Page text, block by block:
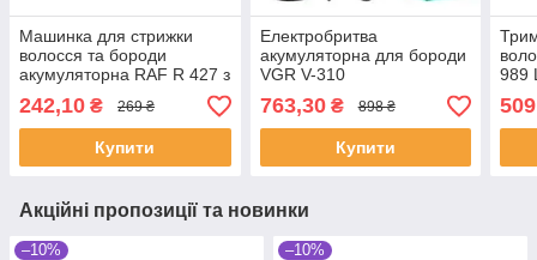
Машинка для стрижки
волосся та бороди
акумуляторна RAF R 427 з
для окантовки тример
242,10 ₴ 269 ₴
Купити
Електробритва
акумуляторна для бороди
VGR V-310
763,30₴ 898 ₴
Купити
989
Акційні пропозиції та новинки
–10% –10%